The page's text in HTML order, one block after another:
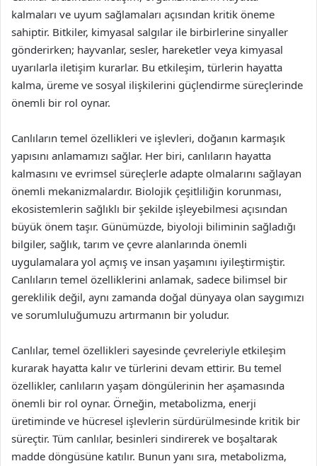
kalmaları ve uyum sağlamaları açısından kritik öneme
sahiptir. Bitkiler, kimyasal salgılar ile birbirlerine sinyaller
gönderirken; hayvanlar, sesler, hareketler veya kimyasal
uyarılarla iletişim kurarlar. Bu etkileşim, türlerin hayatta
kalma, üreme ve sosyal ilişkilerini güçlendirme süreçlerinde
önemli bir rol oynar.
Canlıların temel özellikleri ve işlevleri, doğanın karmaşık
yapısını anlamamızı sağlar. Her biri, canlıların hayatta
kalmasını ve evrimsel süreçlerle adapte olmalarını sağlayan
önemli mekanizmalardır. Biolojik çeşitliliğin korunması,
ekosistemlerin sağlıklı bir şekilde işleyebilmesi açısından
büyük önem taşır. Günümüzde, biyoloji biliminin sağladığı
bilgiler, sağlık, tarım ve çevre alanlarında önemli
uygulamalara yol açmış ve insan yaşamını iyileştirmiştir.
Canlıların temel özelliklerini anlamak, sadece bilimsel bir
gereklilik değil, aynı zamanda doğal dünyaya olan saygımızı
ve sorumluluğumuzu artırmanın bir yoludur.
Canlılar, temel özellikleri sayesinde çevreleriyle etkileşim
kurarak hayatta kalır ve türlerini devam ettirir. Bu temel
özellikler, canlıların yaşam döngülerinin her aşamasında
önemli bir rol oynar. Örneğin, metabolizma, enerji
üretiminde ve hücresel işlevlerin sürdürülmesinde kritik bir
süreçtir. Tüm canlılar, besinleri sindirerek ve boşaltarak
madde döngüsüne katılır. Bunun yanı sıra, metabolizma,